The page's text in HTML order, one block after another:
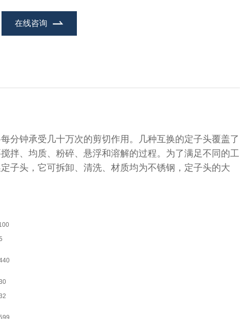
在线咨询
分钟承受几十万次的剪切作用。几种互换的定子头覆盖了
拌、均质、粉碎、悬浮和溶解的过程。为了满足不同的工
子头，它可拆卸、清洗、材质均为不锈钢，定子头的大